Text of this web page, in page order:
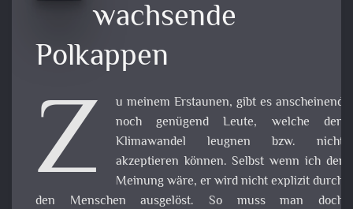
wachsende
Polkappen
Z
u meinem Erstaunen, gibt es
noch genügend Leute, welche
Klimawandel leugnen bzw. nicht
können. Selbst wenn ich der Meinung
er wird nicht explizit durch den
ausgelöst. So muss man doch anerkennen, dass